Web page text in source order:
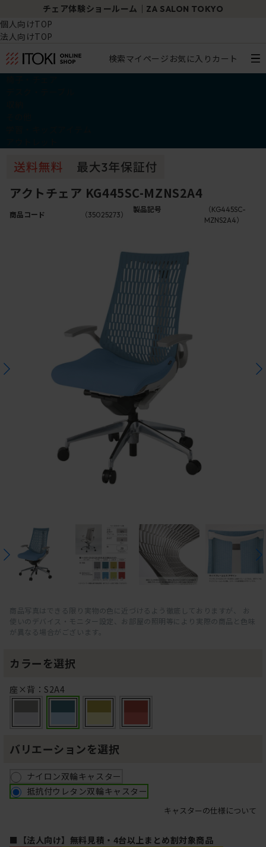
チェア体験ショールーム｜ZA SALON TOKYO
個人向けTOP
法人向けTOP
検索マイページ お気に入り カート
アクトチェア KG445SC-MZNS2A4
商品コード （35025273）
製品記号
（KG445SC-
MZNS2A4）
商品写真はできる限り実物の色に近づけるよう徹底しておりますが、 お
使いのデバイス・モニター設定、お部屋の照明等により実際の商品と色味
が異なる場合がございます。
カラーを選択
座×背：S2A4
バリエーションを選択
ナイロン双輪キャスター
抵抗付ウレタン双輪キャスター
キャスターの仕様について
■【法人向け】無料見積・4台以上まとめ割対象商品